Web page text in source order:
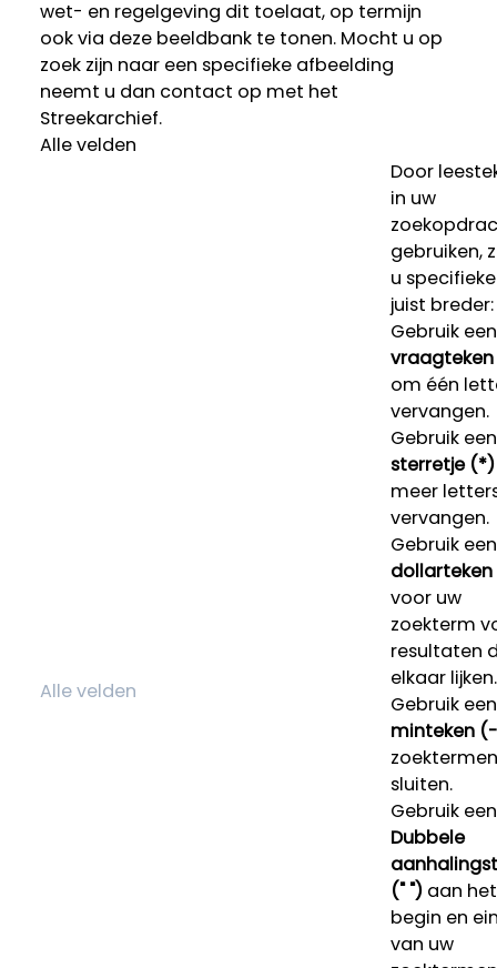
wet- en regelgeving dit toelaat, op termijn
ook via deze beeldbank te tonen. Mocht u op
zoek zijn naar een specifieke afbeelding
neemt u dan contact op met het
Streekarchief.
Alle velden
Door
in uw
gebruiken,
u
juist breder:
Gebruik een
om één
vervangen.
Gebruik een
sterretje (*)
meer
vervangen.
Gebruik een
voor uw
zoekterm
resultaten
elkaar lijken.
Gebruik een
minteken
sluiten.
Gebruik een
Dubbele
(" ")aan het
begin en
van uw